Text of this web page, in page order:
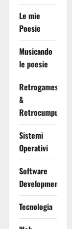
Le mie
Poesie
Musicando
le poesie
Retrogames
&
Retrocumputing
Sistemi
Operativi
Software
Development
Tecnologia